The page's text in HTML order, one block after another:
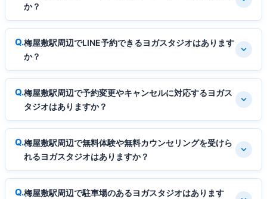
か？
梅屋敷駅周辺でLINE予約できるヨガスタジオはあります
か？
梅屋敷駅周辺で予約変更やキャンセルに対応するヨガス
タジオはありますか？
梅屋敷駅周辺で無料体験や無料カウンセリングを受けら
れるヨガスタジオはありますか？
梅屋敷駅周辺で駐車場のあるヨガスタジオはあります